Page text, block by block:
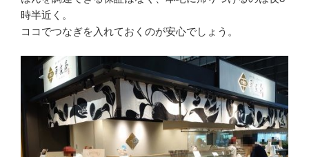
時半近く。
ココでつなぎを入れておくのが安心でしょう。